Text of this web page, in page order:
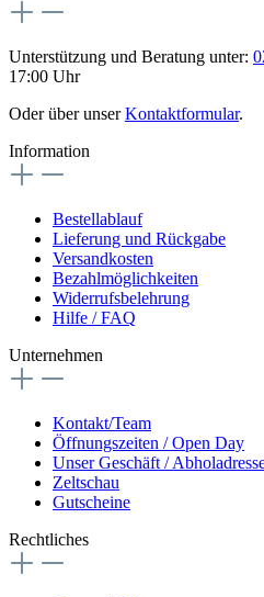
Unterstützung und Beratung unter:
17:00 Uhr
Oder über unserKontaktformular.
Information
Bestellablauf
Lieferung und Rückgabe
Versandkosten
Bezahlmöglichkeiten
Widerrufsbelehrung
Hilfe / FAQ
Unternehmen
Kontakt/Team
Öffnungszeiten / Open Day
Unser Geschäft /
Zeltschau
Gutscheine
Rechtliches